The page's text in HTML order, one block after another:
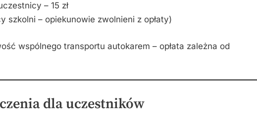
– 15 zł
szkolni – opiekunowie zwolnieni z opłaty)
wspólnego transportu autokarem – opłata zależna od
dla uczestników